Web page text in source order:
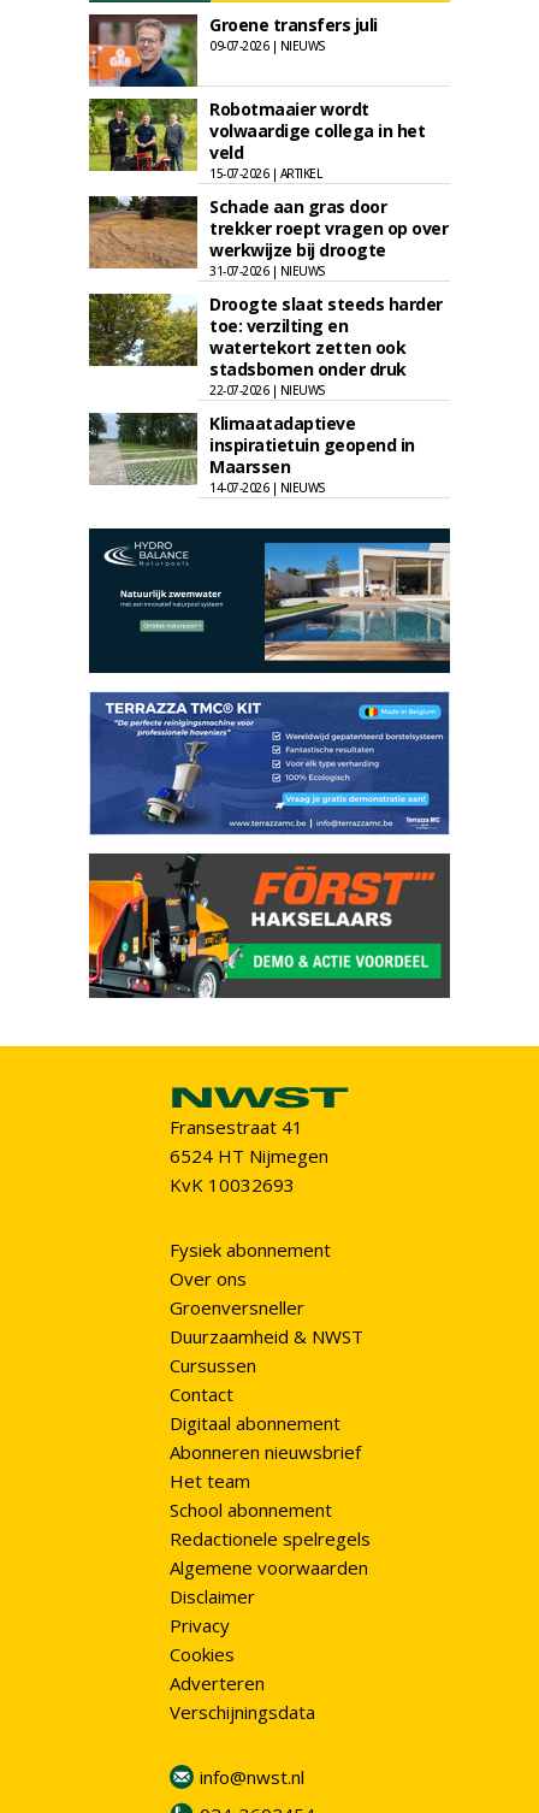
Groene transfers juli
09-07-2026 | NIEUWS
Robotmaaier wordt
volwaardige collega in het
veld
15-07-2026 | ARTIKEL
Schade aan gras door
trekker roept vragen op over
werkwijze bij droogte
31-07-2026 | NIEUWS
Droogte slaat steeds harder
toe: verzilting en
watertekort zetten ook
stadsbomen onder druk
22-07-2026 | NIEUWS
Klimaatadaptieve
inspiratietuin geopend in
Maarssen
14-07-2026 | NIEUWS
Fransestraat 41
6524 HT Nijmegen
KvK 10032693
Fysiek abonnement
Over ons
Groenversneller
Duurzaamheid & NWST
Cursussen
Contact
Digitaal abonnement
Abonneren nieuwsbrief
Het team
School abonnement
Redactionele spelregels
Algemene voorwaarden
Disclaimer
Privacy
Cookies
Adverteren
Verschijningsdata
info@nwst.nl